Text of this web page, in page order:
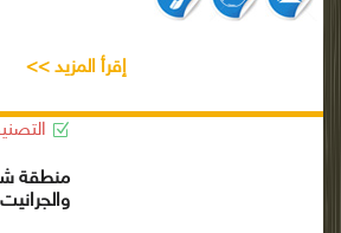
إقرأ المزيد >>
منطقة
والجرانيت